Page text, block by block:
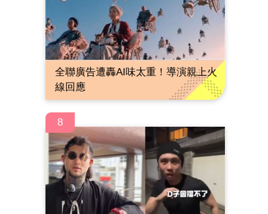
全聯廣告遭轟AI味太重！導演親上火
線回應
8